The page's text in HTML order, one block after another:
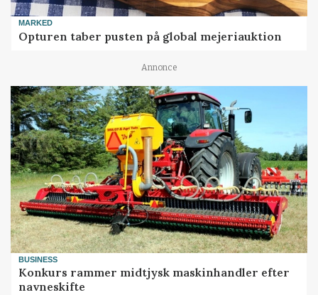
MARKED
Opturen taber pusten på global mejeriauktion
Annonce
BUSINESS
Konkurs rammer midtjysk maskinhandler efter
navneskifte